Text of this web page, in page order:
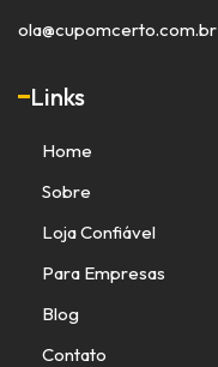
ola@cupomcerto.com.br
Links
Home
Sobre
Loja Confiável
Para Empresas
Blog
Contato